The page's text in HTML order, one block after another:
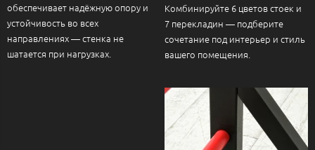
обеспечивает надёжную опору и
устойчивость во всех
направлениях — стенка не
шатается при нагрузках.
Комбинируйте 6 цветов стоек и
7 перекладин — подберите
сочетание под интерьер и стиль
вашего помещения.